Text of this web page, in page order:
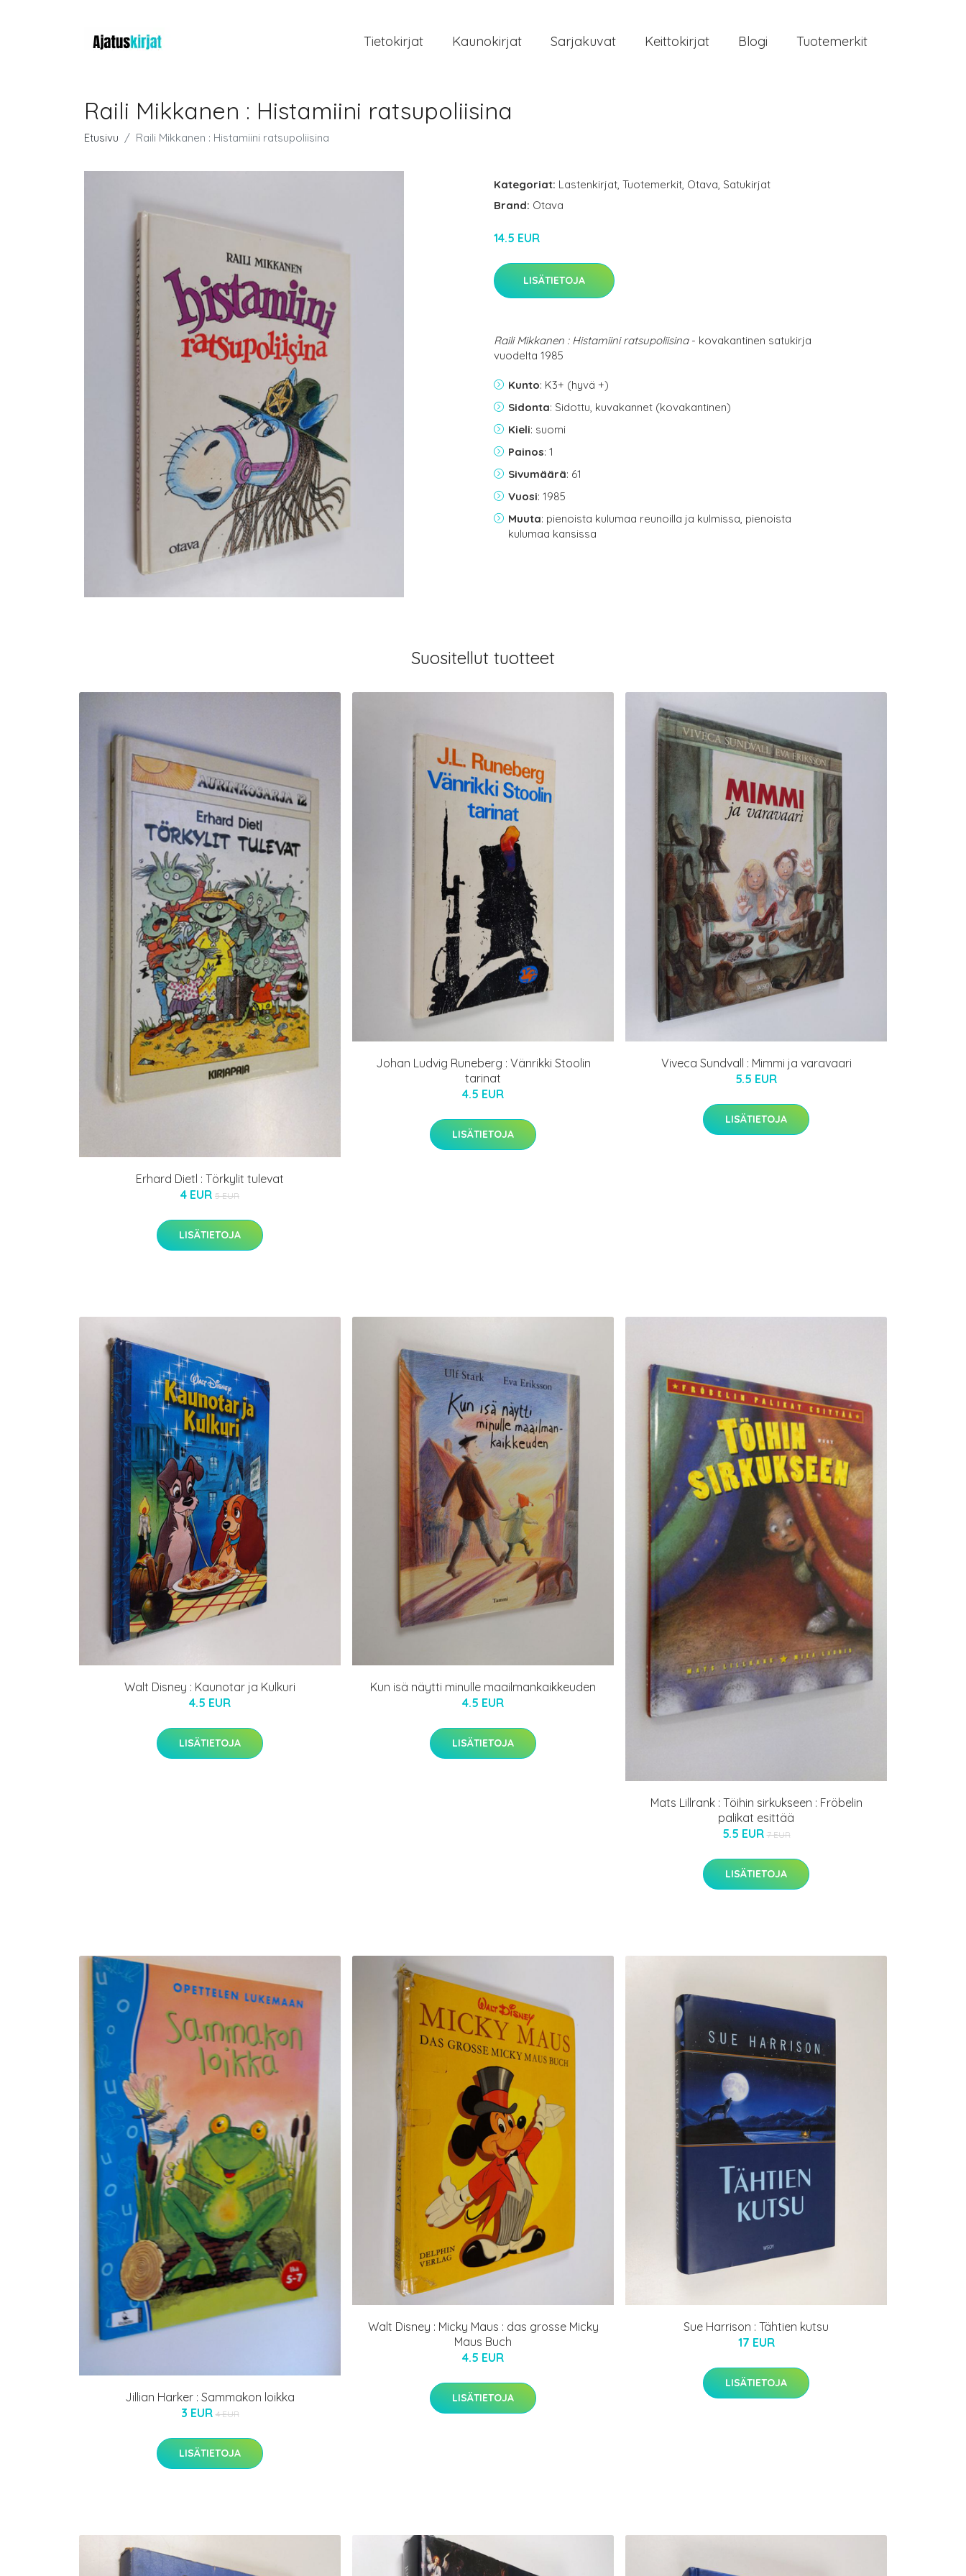
Tietokirjat Kaunokirjat Sarjakuvat Keittokirjat Blogi Tuotemerkit
Raili Mikkanen : Histamiini ratsupoliisina
Etusivu Raili Mikkanen : Histamiini ratsupoliisina
Kategoriat: Lastenkirjat, Tuotemerkit, Otava, Satukirjat
Brand: Otava
14.5 EUR
LISÄTIETOJA
Raili Mikkanen : Histamiini ratsupoliisina- kovakantinen satukirja
vuodelta 1985
Kunto: K3+ (hyvä +)
Sidonta: Sidottu, kuvakannet (kovakantinen)
Kieli: suomi
Painos: 1
Sivumäärä: 61
Vuosi: 1985
Muuta: pienoista kulumaa reunoilla ja kulmissa, pienoista
kulumaa kansissa
Suositellut tuotteet
Erhard Dietl : Törkylit tulevat
4 EUR 5 EUR
LISÄTIETOJA
Johan Ludvig Runeberg : Vänrikki Stoolin
tarinat
4.5 EUR
LISÄTIETOJA
Viveca Sundvall : Mimmi ja varavaari
5.5 EUR
LISÄTIETOJA
Walt Disney : Kaunotar ja Kulkuri
4.5 EUR
LISÄTIETOJA
Kun isä näytti minulle maailmankaikkeuden
4.5 EUR
LISÄTIETOJA
Mats Lillrank : Töihin sirkukseen : Fröbelin
palikat esittää
5.5 EUR 7 EUR
LISÄTIETOJA
Jillian Harker : Sammakon loikka
3 EUR 4 EUR
LISÄTIETOJA
Walt Disney : Micky Maus : das grosse Micky
Maus Buch
4.5 EUR
LISÄTIETOJA
Sue Harrison : Tähtien kutsu
17 EUR
LISÄTIETOJA